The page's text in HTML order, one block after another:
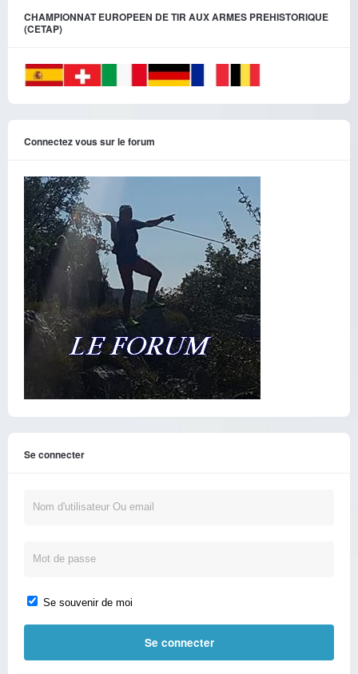
CHAMPIONNAT EUROPEEN DE TIR AUX ARMES PREHISTORIQUE
(CETAP)
Connectez vous sur le forum
Se connecter
Se souvenir de moi